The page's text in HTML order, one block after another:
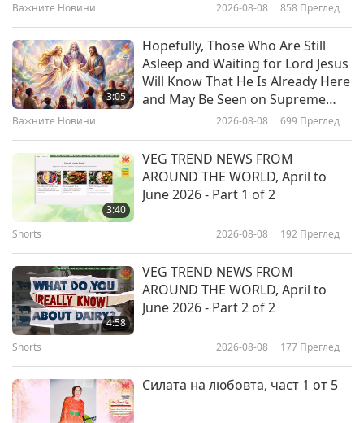
съобитатели
Animal-People Embrace Love Just
as Humans Do
съобитатели
Wynter Worsthorne (vegan) and
Animaltalk Africa, Part 1 of 2
съобитатели
Sea Pig-People: The Ocean’s
Vacuum Cleaners
съобитатели
Важните Новини 2026-08-08 858 Преглед
3:05
Hopefully, Those Who Are Still
Asleep and Waiting for Lord Jesus
Will Know That He Is Already Here
and May Be Seen on Supreme
Master Television
Важните Новини 2026-08-08 699 Преглед
3:40
VEG TREND NEWS FROM
AROUND THE WORLD, April to
June 2026 - Part 1 of 2
Shorts 2026-08-08 192 Преглед
4:58
VEG TREND NEWS FROM
AROUND THE WORLD, April to
June 2026 - Part 2 of 2
Shorts 2026-08-08 177 Преглед
Силата на любовта, част 1 от 5